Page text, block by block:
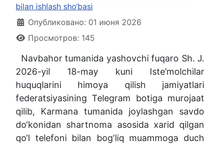
bilan ishlash sho‘basi
Опубликовано: 01 июня 2026
Просмотров: 145
Navbahor tumanida yashovchi fuqaro Sh. J.
2026-yil 18-may kuni Iste’molchilar
huquqlarini himoya qilish jamiyatlari
federatsiyasining Telegram botiga murojaat
qilib, Karmana tumanida joylashgan savdo
do‘konidan shartnoma asosida xarid qilgan
qo‘l telefoni bilan bog‘liq muammoga duch